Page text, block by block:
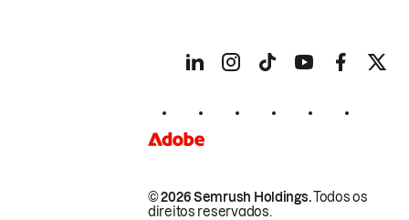
© 2026 Semrush Holdings.Todos os
direitos reservados.